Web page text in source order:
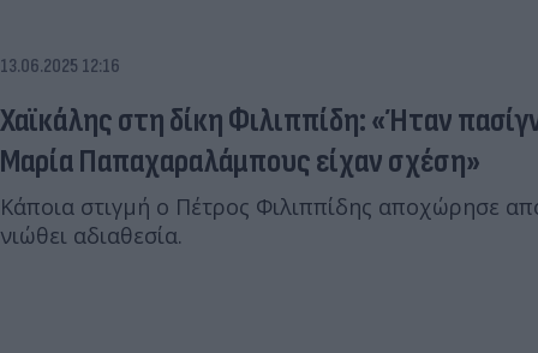
13.06.2025 12:16
Χαϊκάλης στη δίκη Φιλιππίδη: «Ήταν
Μαρία Παπαχαραλάμπους είχαν σχέση»
Κάποια στιγμή ο Πέτρος Φιλιππίδης αποχώρησε
νιώθει αδιαθεσία.